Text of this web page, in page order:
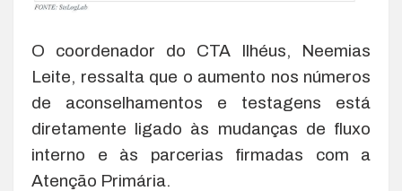
O coordenador do CTA Ilhéus, Neemias
Leite, ressalta que o aumento nos números
de aconselhamentos e testagens está
diretamente ligado às mudanças de fluxo
interno e às parcerias firmadas com a
Atenção Primária.